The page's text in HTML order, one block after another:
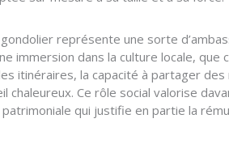
représente une sorte
immersion dans la culture locale, que
itinéraires, la capacité à partager des
chaleureux. Ce rôle social valorise
qui justifie en partie la